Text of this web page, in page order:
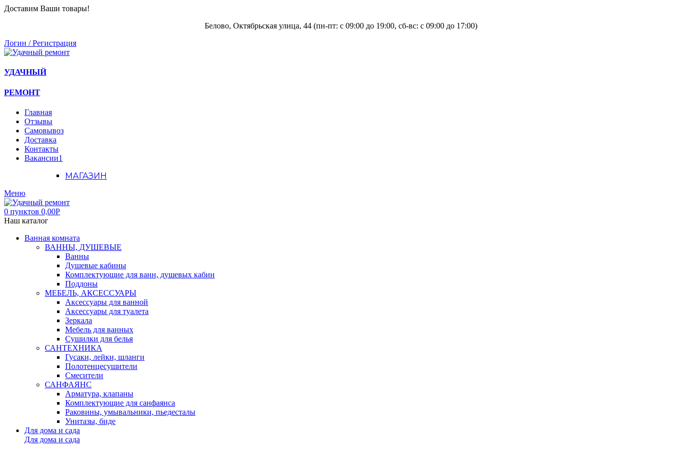
Доставим Ваши товары!
Белово, Октябрьская улица, 44 (пн-пт: с 09:00 до 19:00, сб-вс: с 09:00 до 17:00)
Логин / Регистрация
УДАЧНЫЙ
РЕМОНТ
Главная
Отзывы
Самовывоз
Доставка
Контакты
Вакансии1
МАГАЗИН
Меню
0 пунктов 0,00Р
Наш каталог
Ванная комната
ВАННЫ, ДУШЕВЫЕ
Ванны
Душевые кабины
Комплектующие для ванн, душевых кабин
Поддоны
МЕБЕЛЬ, АКСЕССУАРЫ
Аксессуары для ванной
Аксессуары для туалета
Зеркала
Мебель для ванных
Сушилки для белья
САНТЕХНИКА
Гусаки, лейки, шланги
Полотенцесушители
Смесители
САНФАЯНС
Арматура, клапаны
Комплектующие для санфаянса
Раковины, умывальники, пьедесталы
Унитазы, биде
Для дома и сада
Для дома и сада